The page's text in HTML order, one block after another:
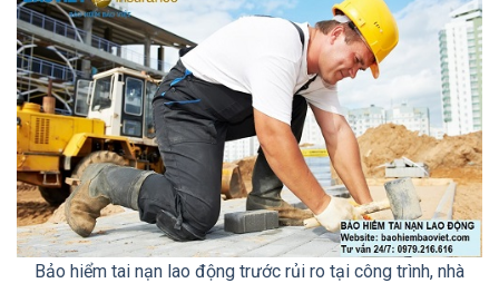
Bảo hiểm tai nạn lao động trước rủi ro tại công trình, nhà